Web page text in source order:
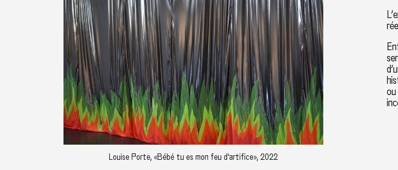
Louise Porte, «Bébé tu es mon feu d'artifice», 2022